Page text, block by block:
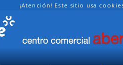
¡Atención! Este sitio usa